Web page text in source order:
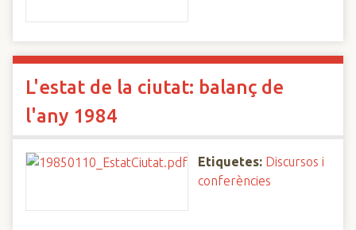
L'estat de la ciutat: balanç de
l'any 1984
Etiquetes: Discursos i
conferències